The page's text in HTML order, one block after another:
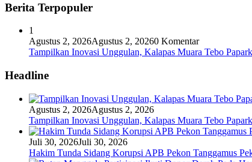
Berita Terpopuler
1
Agustus 2, 2026Agustus 2, 20260 Komentar
Tampilkan Inovasi Unggulan, Kalapas Muara Tebo
Headline
Agustus 2, 2026Agustus 2, 2026
Tampilkan Inovasi Unggulan, Kalapas Muara Tebo
Juli 30, 2026Juli 30, 2026
Hakim Tunda Sidang Korupsi APB Pekon Tanggamus